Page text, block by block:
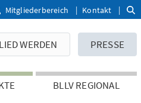
Mitgliederbereich Kontakt
WERDEN PRESSE
BLLV REGIONAL